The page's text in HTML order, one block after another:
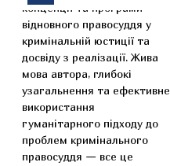
концепції та програми
відновного правосуддя у
кримінальній юстиції та
досвіду з реалізації. Жива
мова автора, глибокі
узагальнення та ефективне
використання
гуманітарного підходу до
проблем кримінального
правосуддя — все це